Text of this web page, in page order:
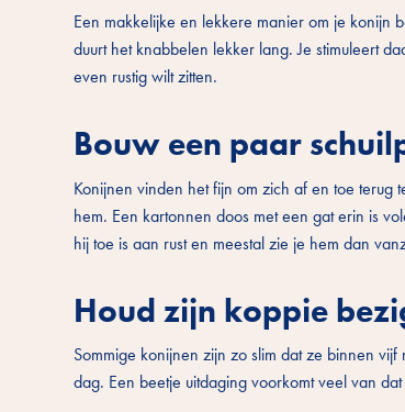
Een makkelijke en lekkere manier om je konijn
duurt het knabbelen lekker lang. Je stimuleert
even rustig wilt zitten.
Bouw een paar
Konijnen vinden het fijn om zich af en toe terug
hem. Een kartonnen doos met een gat erin is
hij toe is aan rust en meestal zie je hem dan
Houd zijn koppie
Sommige konijnen zijn zo slim dat ze binnen
dag. Een beetje uitdaging voorkomt veel van